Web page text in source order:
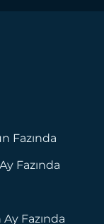
Fazında
Fazında
Fazında